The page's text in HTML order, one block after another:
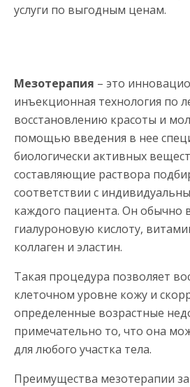
услуги по выгодным ценам.
Мезотерапия – это
инъекционная технология по
восстановлению красоты и
помощью введения в нее
биологически активных
составляющие раствора
соответствии с
каждого пациента. Он обычно
гиалуроновую кислоту,
коллаген и эластин.
Такая процедура позволяет
клеточном уровне кожу и
определенные возрастные
примечательно то, что она
для любого участка тела.
Преимущества мезотерапии